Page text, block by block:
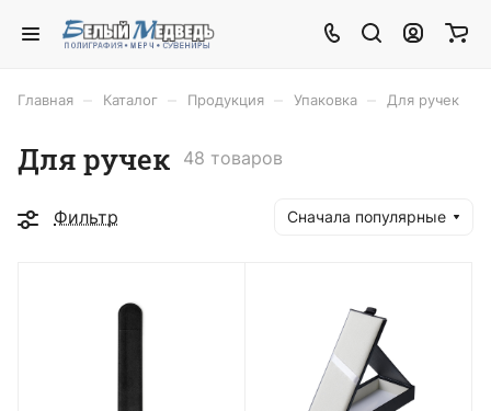
Главная Каталог Продукция Упаковка Для ручек
Для ручек 48 товаров
Фильтр Сначала популярные